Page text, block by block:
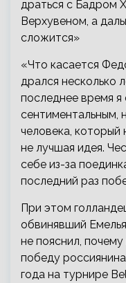
драться с Бадром
Верхувеном, а
сложится»
«Что касается
дрался несколько
последнее время
сентиментальным,
человека, который
не лучшая идея.
себе из-за
последний раз
При этом
обвинявший
не пояснил,
победу
года на турнире